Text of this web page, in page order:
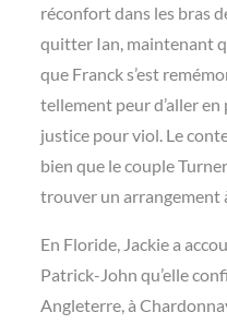
réconfort dans les bras
quitter Ian, maintenant
que Franck s’est
tellement peur d’aller en
justice pour viol. Le
bien que le couple
trouver un arrangement
En Floride, Jackie a
Patrick-John qu’elle
Angleterre, à